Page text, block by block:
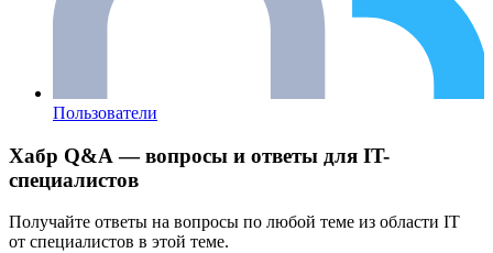
Пользователи
Хабр Q&A — вопросы и ответы для IT-
специалистов
Получайте ответы на вопросы по любой теме из области IT
от специалистов в этой теме.